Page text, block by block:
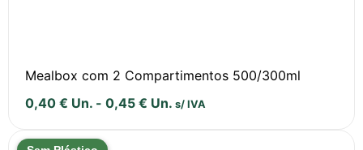
Mealbox com 2 Compartimentos 500/300ml
0,40 € Un. - 0,45 € Un. s/ IVA